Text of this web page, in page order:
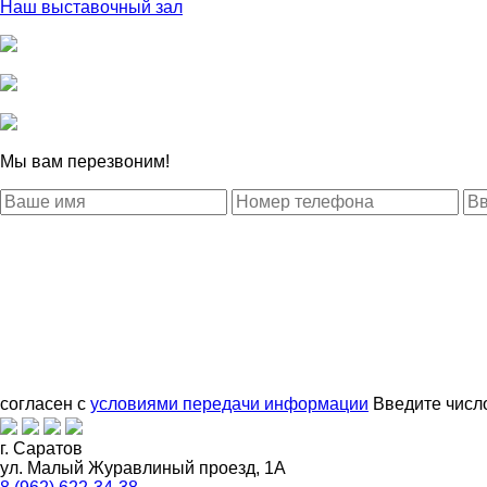
Наш выставочный зал
Мы вам перезвоним!
согласен с условиями передачи информации Введите
г. Саратов
ул. Малый Журавлиный проезд, 1А